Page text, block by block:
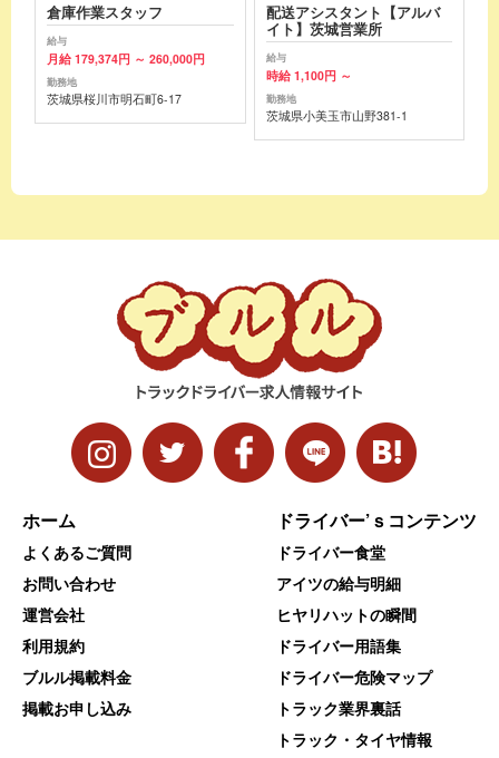
倉庫作業スタッフ
給与
月給 179,374円 ～ 260,000円
勤務地
茨城県桜川市明石町6-17
配送アシスタント【アルバ
イト】茨城営業所
給与
時給 1,100円 ～
勤務地
茨城県小美玉市山野381-1
ホーム
よくあるご質問
お問い合わせ
運営会社
利用規約
ブルル掲載料金
掲載お申し込み
ドライバー’ｓコンテンツ
ドライバー食堂
アイツの給与明細
ヒヤリハットの瞬間
ドライバー用語集
ドライバー危険マップ
トラック業界裏話
トラック・タイヤ情報